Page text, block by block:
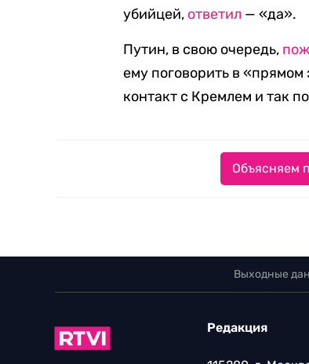
убийцей, ответил — «да».
Путин, в свою очередь,
ему поговорить в
контакт с Кремлем и так
Объясняем
Выходные
Редакция